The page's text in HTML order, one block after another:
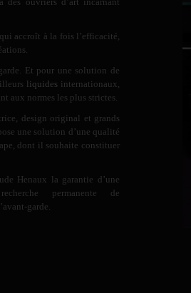
accroît à la fois l’efficacité,
Et pour une solution de
liquidesinternationaux,
aux normes les plus strictes.
design original et grands
une solution d’une qualité
dont il souhaite constituer
Henaux la garantie d’une
permanente de
garde.